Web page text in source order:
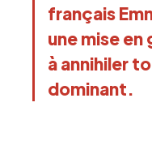
français
une mise
à annihiler
dominant.